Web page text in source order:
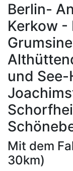
Berlin-
Kerkow -
und
Mit dem
30km)